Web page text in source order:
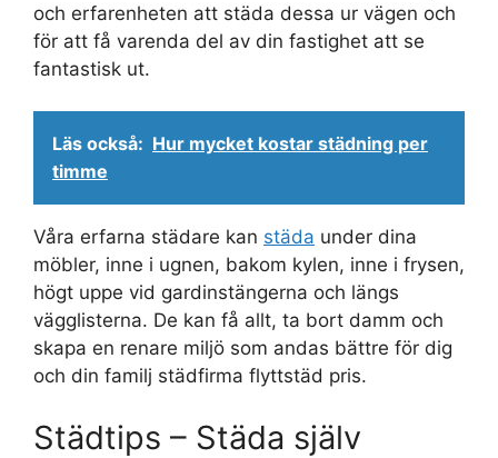
och erfarenheten att städa dessa ur vägen och
för att få varenda del av din fastighet att se
fantastisk ut.
Läs också: Hur mycket kostar städning per
timme
Våra erfarna städare kan städa under dina
möbler, inne i ugnen, bakom kylen, inne i frysen,
högt uppe vid gardinstängerna och längs
vägglisterna. De kan få allt, ta bort damm och
skapa en renare miljö som andas bättre för dig
och din familj städfirma flyttstäd pris.
Städtips – Städa själv